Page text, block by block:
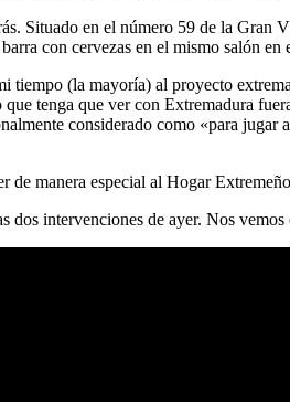
Situado en el número 59 de la
con cervezas en el mismo salón en
tiempo (la mayoría) al proyecto
tenga que ver con Extremadura
considerado como «para
de manera especial al Hogar
dos intervenciones de ayer. Nos vemos